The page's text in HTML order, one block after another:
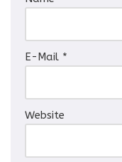
E-Mail *
Website